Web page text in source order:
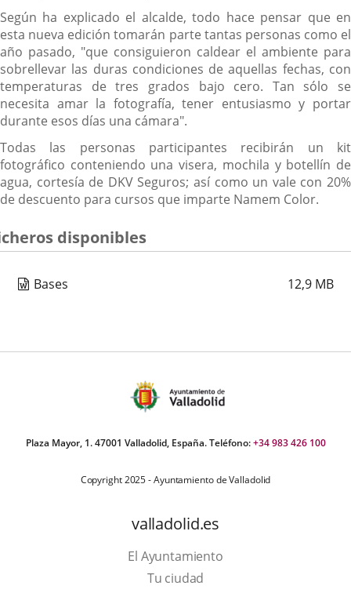
Según ha explicado el alcalde, todo hace pensar que en
esta nueva edición tomarán parte tantas personas como el
año pasado, "que consiguieron caldear el ambiente para
sobrellevar las duras condiciones de aquellas fechas, con
temperaturas de tres grados bajo cero. Tan sólo se
necesita amar la fotografía, tener entusiasmo y portar
durante esos días una cámara".
Todas las personas participantes recibirán un kit
fotográfico conteniendo una visera, mochila y botellín de
agua, cortesía de DKV Seguros; así como un vale con 20%
de descuento para cursos que imparte Namem Color.
disponibles
Bases 12,9 MB
Plaza Mayor, 1. 47001 Valladolid, España. Teléfono:+34 983 426 100
Copyright 2025 - Ayuntamiento de Valladolid
valladolid.es
El Ayuntamiento
Tu ciudad